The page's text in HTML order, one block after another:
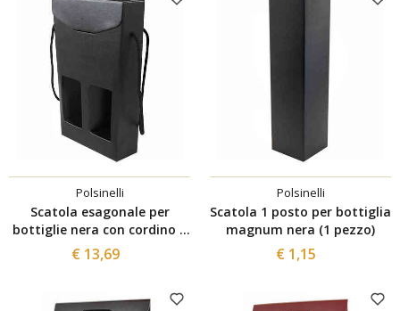
Polsinelli
Scatola esagonale per
bottiglie nera con cordino 2
posti (10 pezzi)
€ 13,69
Polsinelli
Scatola 1 posto per bottiglia
magnum nera (1 pezzo)
€ 1,15